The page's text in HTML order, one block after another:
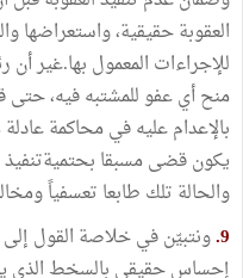
العقوبة حقيقية، واستعراضها
للإجراءات المعمول بها.غير
منح أي عفو للمشتبه فيه، حتى
بالإعدام عليه في محاكمة
يكون قضى مسبقا
والحالة تلك طابعا تعسفياً ومخالف
9. ونتبيّن في خلاصة القول
إحساس حقيقي بالسخط الذي